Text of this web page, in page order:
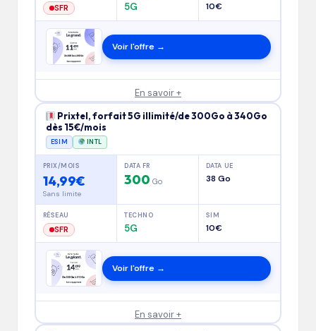
SFR 5G 10€
Voir l'offre →
En savoir +
Prixtel, forfait 5G illimité/de 300Go à 340Go
dès 15€/mois
ESIM INTL
PRIX/MOIS
14,99€
Sans limite
DATA FR
300 Go
DATA UE
38 Go
RÉSEAU
SFR
TECHNO
5G
SIM
10€
Voir l'offre →
En savoir +